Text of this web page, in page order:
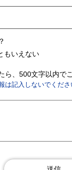
もいえない
ら、500文字以内で
は記入しないでくだ